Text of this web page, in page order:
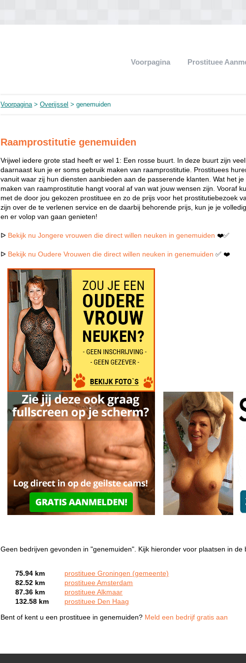
Voorpagina Prostituee
Voorpagina>Overijssel > genemuiden
Raamprostitutie genemuiden
Vrijwel iedere grote stad heeft er wel 1: Een rosse buurt. In deze buurt zijn
daarnaast kun je er soms gebruik maken van raamprostitutie. Prostituees
vanuit waar zij hun diensten aanbieden aan de passerende klanten. Wat het
maken van raamprostitutie hangt vooral af van wat jouw wensen zijn. Vooraf
met de door jou gekozen prostituee en zo de prijs voor het prostitutiebezoek
zijn over de te verlenen service en de daarbij behorende prijs, kun je je
en er volop van gaan genieten!
ᐅ Bekijk nu Jongere vrouwen die direct willen neuken in genemuiden ❤️✅
ᐅ Bekijk nu Oudere Vrouwen die direct willen neuken in genemuiden ✅ ❤️
Geen bedrijven gevonden in "genemuiden". Kijk hieronder voor plaatsen in de
75.94 km
prostituee Groningen (gemeente)
82.52 km
prostituee Amsterdam
87.36 km
prostituee Alkmaar
132.58 km
prostituee Den Haag
Bent of kent u een prostituee in genemuiden? Meld een bedrijf gratis aan